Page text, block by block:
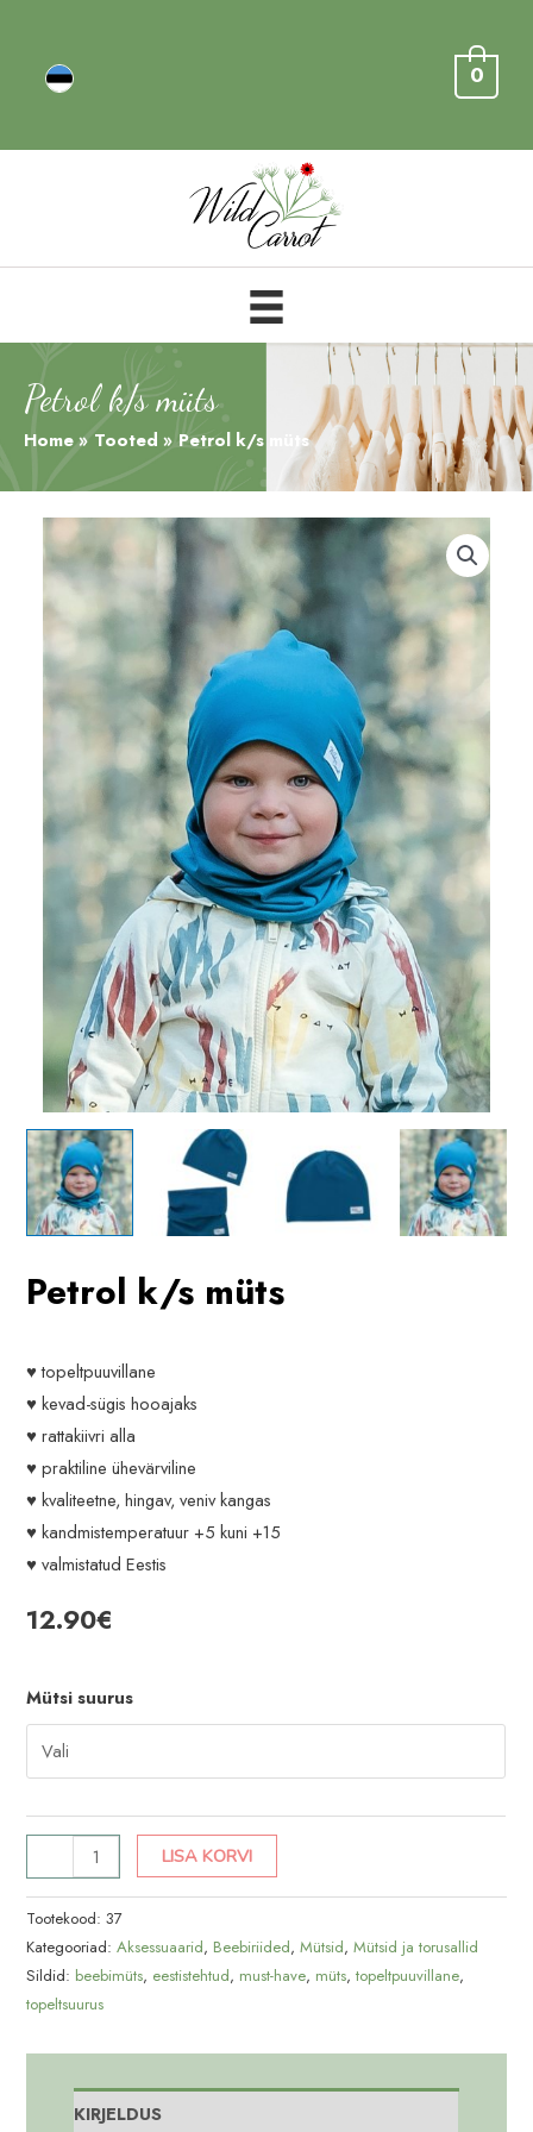
0
Petrol k/s müts
Home Tooted Petrol k/s müts
Petrol k/s müts
♥ topeltpuuvillane
♥ kevad-sügis hooajaks
♥ rattakiivri alla
♥ praktiline ühevärviline
♥ kvaliteetne, hingav, veniv kangas
♥ kandmistemperatuur +5 kuni +15
♥ valmistatud Eestis
12.90€
Mütsi suurus
k/s
müts
kogus
LISA KORVI
Tootekood:37
Kategooriad:Aksessuaarid, Beebiriided,Mütsid,Mütsid ja torusallid
Sildid: beebimüts, eestistehtud, must-have, müts,topeltpuuvillane,
topeltsuurus
KIRJELDUS